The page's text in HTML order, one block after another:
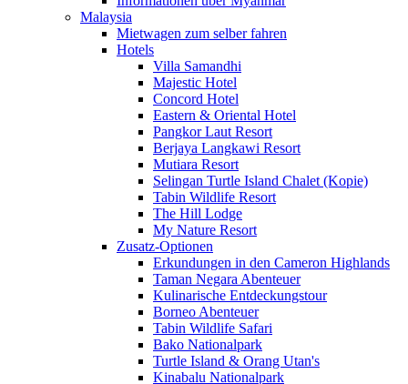
Malaysia
Mietwagen zum selber fahren
Hotels
Villa Samandhi
Majestic Hotel
Concord Hotel
Eastern & Oriental Hotel
Pangkor Laut Resort
Berjaya Langkawi Resort
Mutiara Resort
Selingan Turtle Island Chalet (Kopie)
Tabin Wildlife Resort
The Hill Lodge
My Nature Resort
Zusatz-Optionen
Erkundungen in den Cameron Highlands
Taman Negara Abenteuer
Kulinarische Entdeckungstour
Borneo Abenteuer
Tabin Wildlife Safari
Bako Nationalpark
Turtle Island & Orang Utan's
Kinabalu Nationalpark